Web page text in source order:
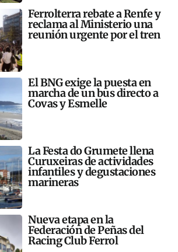
Ferrolterra rebate a Renfe y
reclama al Ministerio una
reunión urgente por el tren
El BNG exige la puesta en
marcha de un bus directo a
Covas y Esmelle
La Festa do Grumete llena
Curuxeiras de actividades
infantiles y degustaciones
marineras
Nueva etapa en la
Federación de Peñas del
Racing Club Ferrol